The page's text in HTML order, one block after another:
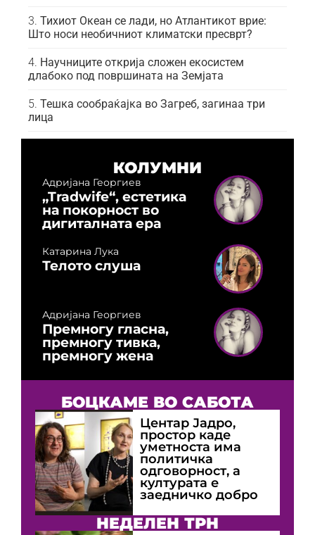
Тихиот Океан се лади, но Атлантикот врие:
Што носи необичниот климатски пресврт?
Научниците открија сложен екосистем
длабоко под површината на Земјата
Тешка сообраќајка во Загреб, загинаа три
лица
КОЛУМНИ
Адријана Георгиев
„Tradwife“, естетика
на покорност во
дигиталната ера
Катарина Лука
Телото слуша
Адријана Георгиев
Премногу гласна,
премногу тивка,
премногу жена
БОЦКАМЕ ВО САБОТА
Центар Јадро,
простор каде
уметноста има
политичка
одговорност, а
културата е
заедничко добро
НЕДЕЛЕН ТРН